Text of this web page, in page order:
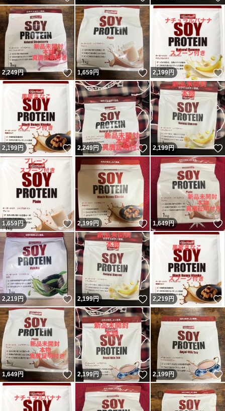
2,249円 いいね！
1,659円 いいね！
2,199円
2,199円 いいね！
2,249円 いいね！
2,199円
1,659円 いいね！
2,199円 いいね！
1,649円
2,219円 いいね！
2,199円 いいね！
2,219円
1,649円 いいね！
2,199円 いいね！
2,199円